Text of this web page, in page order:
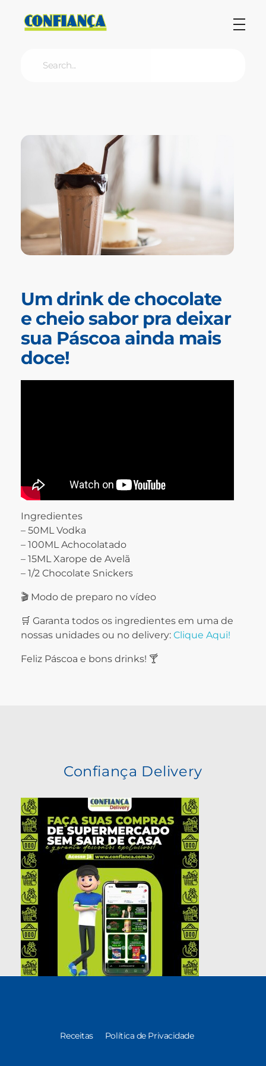
Um drink de chocolate
e cheio sabor pra deixar
sua Páscoa ainda mais
doce!
Ingredientes
– 50ML Vodka
– 100ML Achocolatado
– 15ML Xarope de Avelã
– 1/2 Chocolate Snickers
🎬 Modo de preparo no vídeo
🛒 Garanta todos os ingredientes em uma de
nossas unidades ou no delivery: Clique Aqui!
Feliz Páscoa e bons drinks! 🍸
Confiança Delivery
Receitas Política de Privacidade